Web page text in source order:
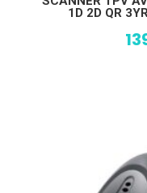
1D 2D QR